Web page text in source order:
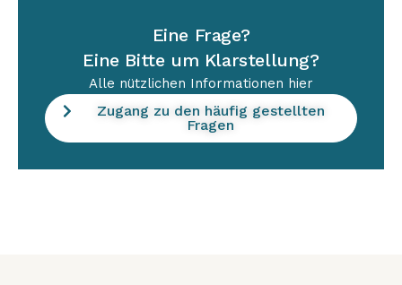
Eine Frage?
Eine Bitte um Klarstellung?
Alle nützlichen Informationen hier
Zugang zu den häufig gestellten
Fragen